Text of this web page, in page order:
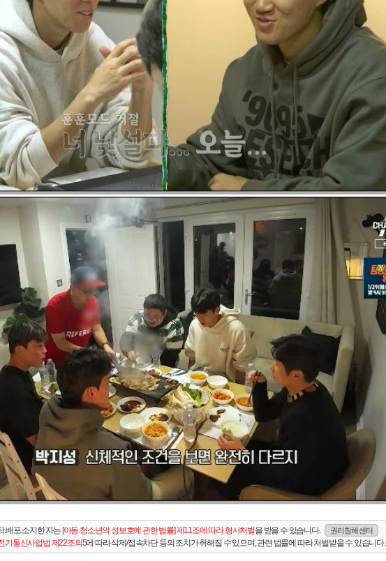
.배포.소지한 자는[아동.청소년의 성보호에 관한 법률] 제11조에 따라 형사처벌을 받을 수 있습니다. 권리침해 센터
기통신사업법 제22조의5에 따라 삭제/접속차단 등의 조치가 취해질 수 있으며, 관련 법률에 따라 처벌받을 수 있습니다.